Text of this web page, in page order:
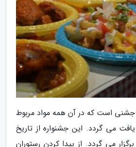
جشنی است که در آن همه مواد مربوط
می گردد. این جشنواره از تاریخ
تا 10 مارس برگزار می گردد. از پیدا کردن رستوران